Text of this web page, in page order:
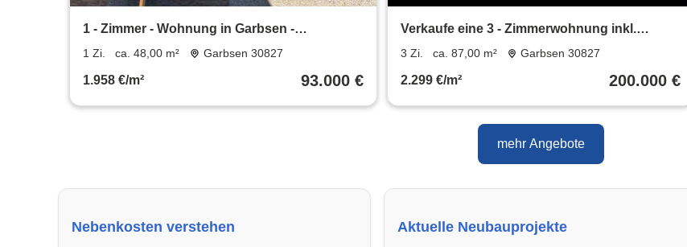
1 - Zimmer - Wohnung in Garbsen -
Berenbostel 48qm + Kellerraum
1 Zi. ca. 48,00 m² Garbsen 30827
1.958 €/m² 93.000 €
Verkaufe eine 3 - Zimmerwohnung inkl.
Garage
3 Zi. ca. 87,00 m² Garbsen 30827
2.299 €/m² 200.000 €
mehr Angebote
Nebenkosten verstehen Aktuelle Neubauprojekte